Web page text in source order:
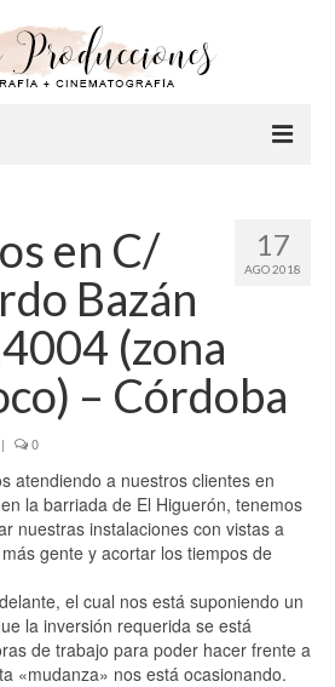
17
AGO 2018
en C/
Bazán
(zona
– Córdoba
| 0
atendiendo a nuestros clientes en
la barriada de El Higuerón, tenemos
nuestras instalaciones con vistas a
gente y acortar los tiempos de
el cual nos está suponiendo un
la inversión requerida se está
de trabajo para poder hacer frente a
«mudanza» nos está ocasionando.